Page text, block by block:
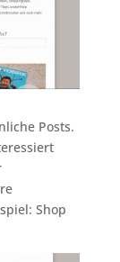
Posts.
Shop